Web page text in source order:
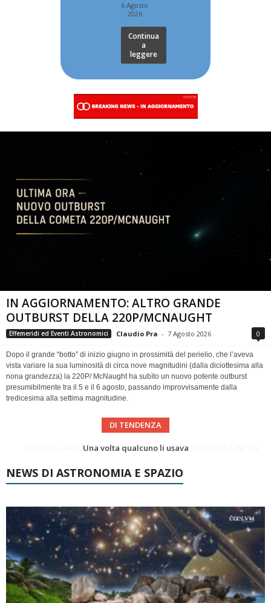
6 Agosto
2026
Continua
a
leggere
IN AGGIORNAMENTO: ALTRO GRANDE
OUTBURST DELLA 220P/MCNAUGHT
Effemeridi ed Eventi Astronomici Claudio Pra - 7 Agosto 2026 0
Dopo il grande “botto” di inizio giugno in prossimità del perielio, che l’aveva
vista variare la sua luminosità di circa nove magnitudini (dalla diciottesima alla
nona grandezza) la 220P/ McNaught ha subìto un nuovo potente outburst
presumibilmente tra il 5 e il 6 agosto, passando improvvisamente dalla
tredicesima alla settima magnitudine.
DI TENDENZA
Cielo del Mese di Agosto 2026
NEWS DI ASTRONOMIA E SPAZIO